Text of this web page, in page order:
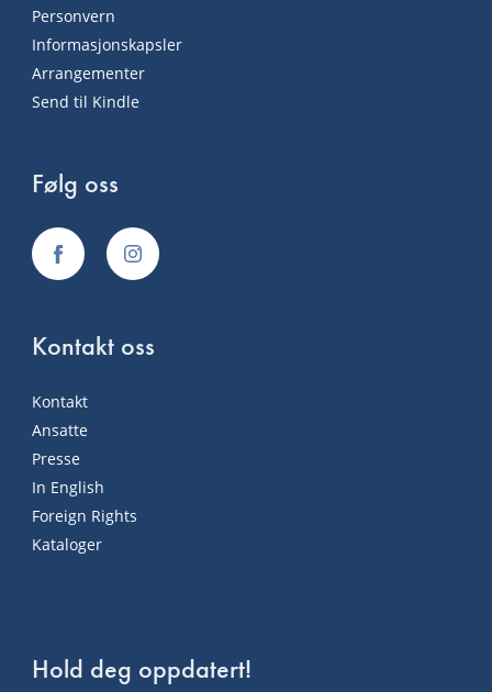
Personvern
Informasjonskapsler
Arrangementer
Send til Kindle
Følg oss
Kontakt oss
Kontakt
Ansatte
Presse
In English
Foreign Rights
Kataloger
Hold deg oppdatert!